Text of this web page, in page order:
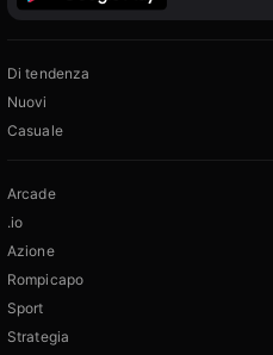
Di tendenza
Nuovi
Casuale
Arcade
.io
Azione
Rompicapo
Sport
Strategia